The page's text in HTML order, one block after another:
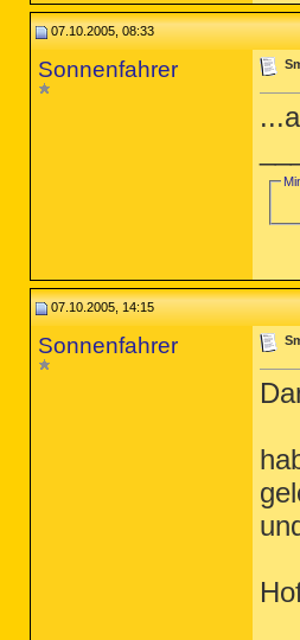
07.10.2005, 08:33
Sonnenfahrer
07.10.2005, 14:15
Sonnenfahrer